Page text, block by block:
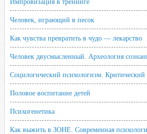
Человек, играющий в песок
Как чувства превратить в чудо — лекарство
Человек двусмысленный. Археология
Социлогический психологизм. Критический
Половое воспитание детей
Психогенетика
Как выжить в ЗОНЕ. Современная